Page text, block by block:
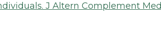
J Altern Complement Med